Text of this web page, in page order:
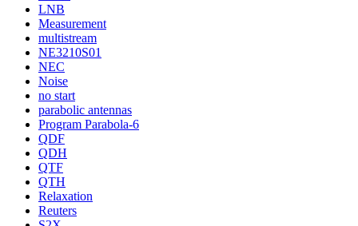
LNB
Measurement
multistream
NE3210S01
NEC
Noise
no start
parabolic antennas
Program Parabola-6
QDF
QDH
QTF
QTH
Relaxation
Reuters